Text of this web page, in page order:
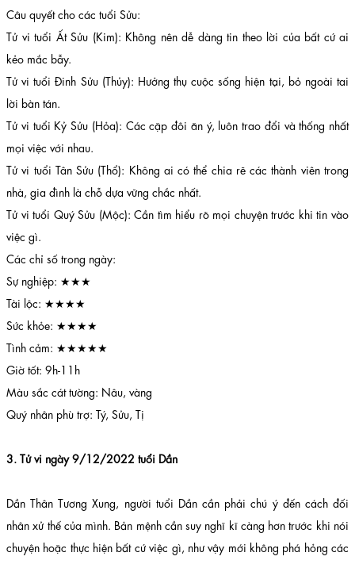
Câu quyết cho các tuổi Sửu:
Tử vi tuổi Ất Sửu (Kim): Không nên dễ dàng tin theo lời của bất cứ ai
kẻo mắc bẫy.
Tử vi tuổi Đinh Sửu (Thủy): Hưởng thụ cuộc sống hiện tại, bỏ ngoài tai
lời bàn tán.
Tử vi tuổi Kỷ Sửu (Hỏa): Các cặp đôi ăn ý, luôn trao đổi và thống nhất
mọi việc với nhau.
Tử vi tuổi Tân Sửu (Thổ): Không ai có thể chia rẽ các thành viên trong
nhà, gia đình là chỗ dựa vững chắc nhất.
Tử vi tuổi Quý Sửu (Mộc): Cần tìm hiểu rõ mọi chuyện trước khi tin vào
việc gì.
Các chỉ số trong ngày:
Sự nghiệp: ★★★
Tài lộc: ★★★★
Sức khỏe: ★★★★
Tình cảm: ★★★★★
Giờ tốt: 9h-11h
Màu sắc cát tường: Nâu, vàng
Quý nhân phù trợ: Tý, Sửu, Tị
3. Tử vi ngày 9/12/2022 tuổi Dần
Dần Thân Tương Xung, người tuổi Dần cần phải chú ý đến cách đối
nhân xử thế của mình. Bản mệnh cần suy nghĩ kĩ càng hơn trước khi nói
chuyện hoặc thực hiện bất cứ việc gì, như vậy mới không phá hỏng các